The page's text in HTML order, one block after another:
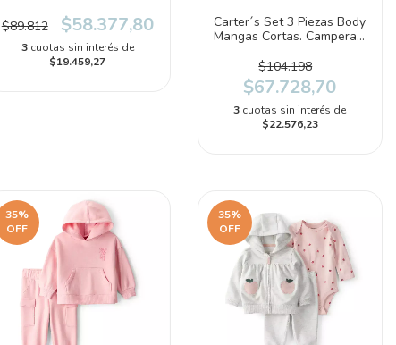
(1S938810)
$89.812 $58.377,80
3 cuotas sin interés de
$19.459,27
Carter´s Set 3 Piezas Body
Mangas Cortas. Campera y
$104.198
$67.728,70
3 cuotas sin interés de
$22.576,23
35%
OFF
35%
OFF